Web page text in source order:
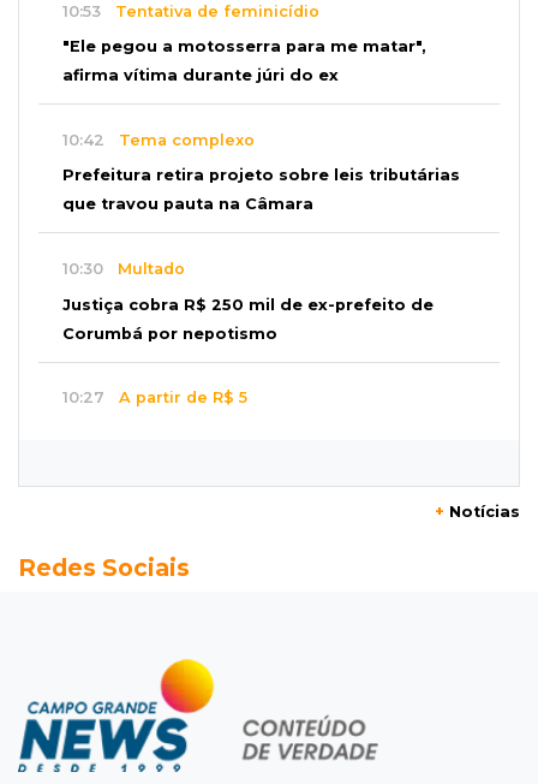
10:53 Tentativa de feminicídio
"Ele pegou a motosserra para me matar",
afirma vítima durante júri do ex
10:42 Tema complexo
Prefeitura retira projeto sobre leis tributárias
que travou pauta na Câmara
10:30 Multado
Justiça cobra R$ 250 mil de ex-prefeito de
Corumbá por nepotismo
10:27 A partir de R$ 5
Operação mira contratos de Três Lagoas e
Túmulos são quebrados e objetos
desaparecem do Cemitério Santo Antônio
+ Notícias
Redes Sociais